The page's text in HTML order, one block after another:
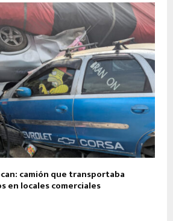
camión que transportaba
en locales comerciales